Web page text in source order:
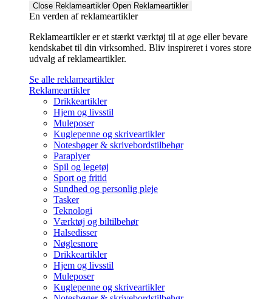
Close Reklameartikler Open Reklameartikler
En verden af reklameartikler ​
Reklameartikler er et stærkt værktøj til at øge eller bevare
kendskabet til din virksomhed. Bliv inspireret i vores store
udvalg af reklameartikler.
Se alle reklameartikler
Reklameartikler
Drikkeartikler
Hjem og livsstil
Muleposer
Kuglepenne og skriveartikler
Notesbøger & skrivebordstilbehør
Paraplyer
Spil og legetøj
Sport og fritid
Sundhed og personlig pleje
Tasker
Teknologi
Værktøj og biltilbehør
Halsedisser
Nøglesnore
Drikkeartikler
Hjem og livsstil
Muleposer
Kuglepenne og skriveartikler